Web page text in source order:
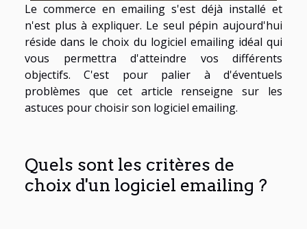
Le commerce en emailing s'est déjà installé et
n'est plus à expliquer. Le seul pépin aujourd'hui
réside dans le choix du logiciel emailing idéal qui
vous permettra d'atteindre vos différents
objectifs. C'est pour palier à d'éventuels
problèmes que cet article renseigne sur les
astuces pour choisir son logiciel emailing.
Quels sont les critères de
choix d'un logiciel emailing ?